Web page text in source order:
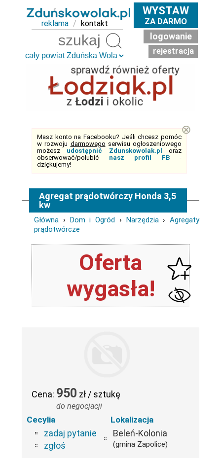
reklama / kontakt
WYSTAW
ZA DARMO
logowanie
rejestracja
Masz konto na Facebooku? Jeśli chcesz pomóc
w rozwoju darmowego serwisu ogłoszeniowego
możesz udostępnić Zdunskowolak.pl
oraz
obserwować/polubić nasz profil FB-
dziękujemy!
⊗
Agregat prądotwórczy Honda 3,5
kw
Główna › Dom i Ogród › Narzędzia› Agregaty
prądotwórcze
Oferta
wygasła!
Cena: 950 zł / sztukę
do negocjacji
Cecylia
zadaj pytanie
zgłoś
Lokalizacja
Beleń-Kolonia
(gmina Zapolice)